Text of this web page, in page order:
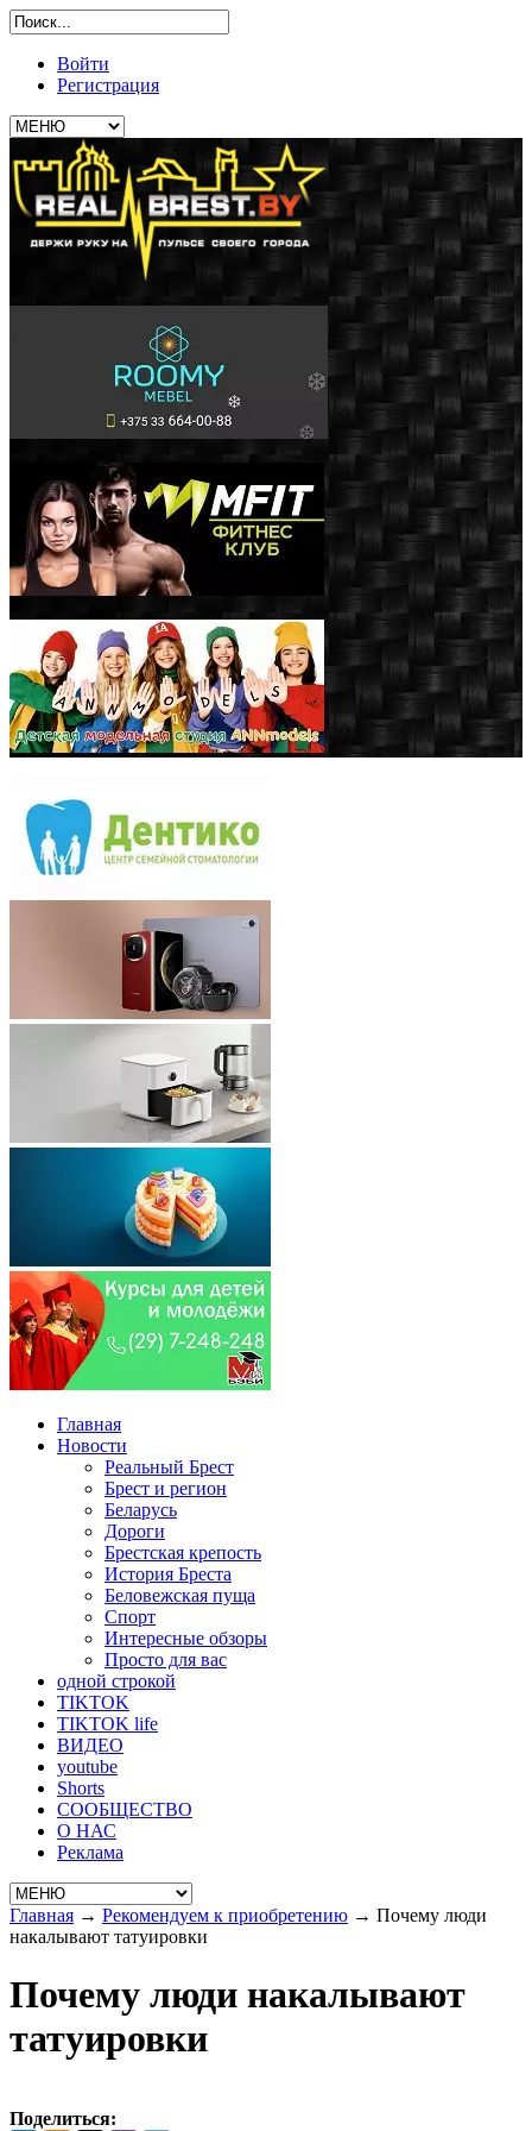
Войти
Регистрация
Главная
Новости
Реальный Брест
Брест и регион
Беларусь
Дороги
Брестская крепость
История Бреста
Беловежская пуща
Спорт
Интересные обзоры
Просто для вас
одной строкой
TIKTOK
TIKTOK life
ВИДЕО
youtube
Shorts
СООБЩЕСТВО
О НАС
Реклама
Главная → Рекомендуем к приобретению → Почему люди
накалывают татуировки
Почему люди накалывают
татуировки
Поделиться: